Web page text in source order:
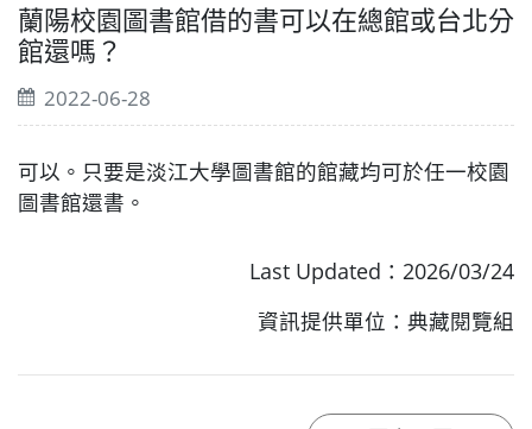
蘭陽校園圖書館借的書可以在總館或台北分
館還嗎？
2022-06-28
可以。只要是淡江大學圖書館的館藏均可於任一校園
圖書館還書。
Last Updated：2026/03/24
資訊提供單位：典藏閱覽組